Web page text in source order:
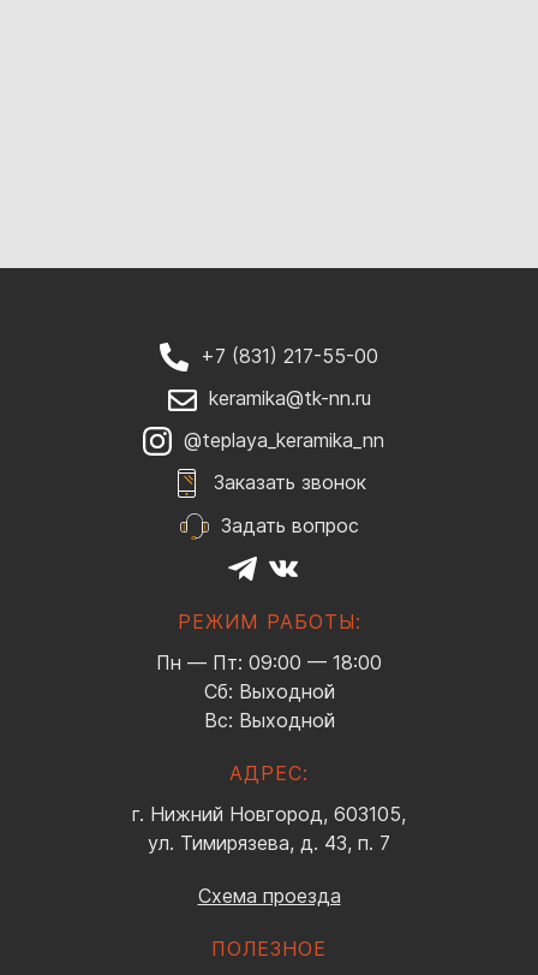
+7 (831) 217-55-00
keramika@tk-nn.ru
@teplaya_keramika_nn
Заказать звонок
Задать вопрос
РЕЖИМ РАБОТЫ:
Пн — Пт: 09:00 — 18:00
Сб: Выходной
Вс: Выходной
АДРЕС:
г. Нижний Новгород, 603105,
ул. Тимирязева, д. 43, п. 7
Схема проезда
ПОЛЕЗНОЕ